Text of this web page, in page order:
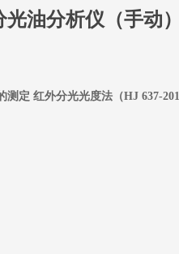
油分析仪（手动）
定 红外分光光度法（HJ 637-